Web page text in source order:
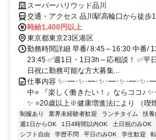
スーパーハリウッド品川
交通・アクセス 品川駅高輪口から徒歩
時給1,400円以上
東京都東京23区港区
勤務時間詳細 早番/ 8:45～16:30 中番/
23:45 ✅週1日・1日3h～応相談！ ✅平
日祝に勤務可能な方大募集...
仕事内容 ✨･━･✨･━･✨･━･✨･━･✨･━
中⭐ 『楽しく働きたい！』ならココ♪
✨ ⭐20歳以上※健康増進法により （喫煙
制服あり 業界未経験者歓迎 ランチタイム 扶養
週1日からOK
1日4時間以内OK 土日祝のみOK
シフト自由
学歴不問 平日のみOK 学生歓迎